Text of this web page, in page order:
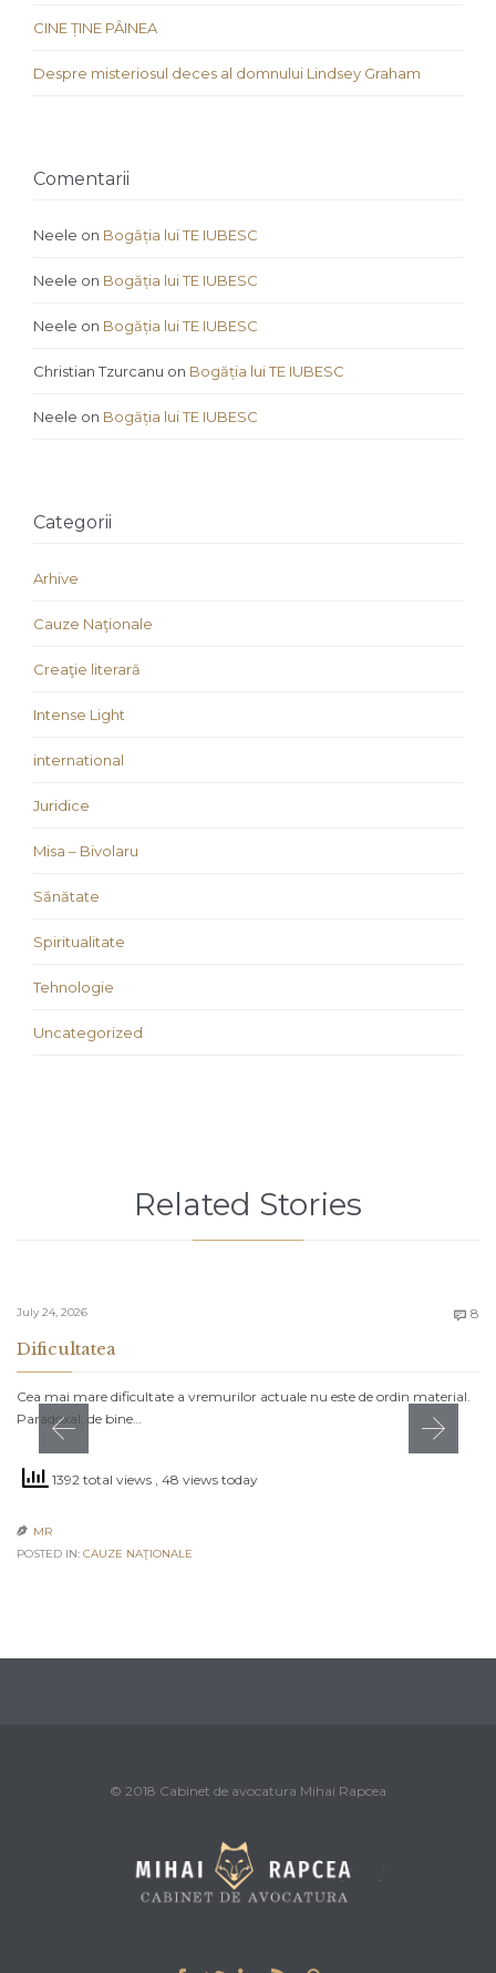
CINE ȚINE PÂINEA
Despre misteriosul deces al domnului Lindsey Graham
Comentarii
Neele on Bogăția lui TE IUBESC
Neele on Bogăția lui TE IUBESC
Neele on Bogăția lui TE IUBESC
Christian Tzurcanu on Bogăția lui TE IUBESC
Neele on Bogăția lui TE IUBESC
Categorii
Arhive
Cauze Naţionale
Creaţie literară
Intense Light
international
Juridice
Misa – Bivolaru
Sănătate
Spiritualitate
Tehnologie
Uncategorized
Related Stories
July 24, 2026  8
Dificultatea
Cea mai mare dificultate a vremurilor actuale nu este de ordin material.
Paradoxal, de bine…
1392 total views , 48 views today
 MR
POSTED IN: CAUZE NAŢIONALE
© 2018 Cabinet de avocatura Mihai Rapcea